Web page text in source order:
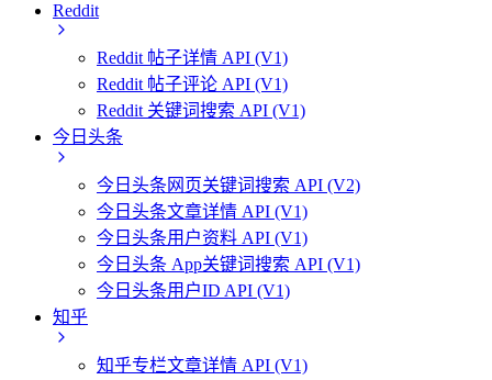
Reddit
Reddit 帖子详情 API (V1)
Reddit 帖子评论 API (V1)
Reddit 关键词搜索 API (V1)
今日头条
今日头条网页关键词搜索 API (V2)
今日头条文章详情 API (V1)
今日头条用户资料 API (V1)
今日头条 App关键词搜索 API (V1)
今日头条用户ID API (V1)
知乎
知乎专栏文章详情 API (V1)